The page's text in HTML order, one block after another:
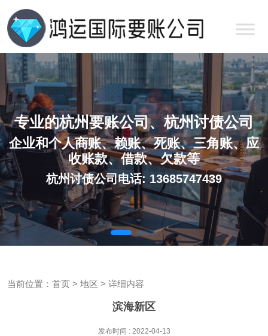
专业的杭州要账公司、杭州讨债公司
企业和个人商账、赖账、死账、三角账、应
收账款、借款、欠款等
杭州讨债公司电话: 13685747439
当前位置： 首页 > 地区 > 详细内容
滨海新区
发布时间 : 2022-04-13